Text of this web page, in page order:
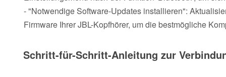
- "Notwendige Software-Updates installieren":
Firmware Ihrer JBL-Kopfhörer, um die bestmögliche
Schritt-für-Schritt-Anleitung zur